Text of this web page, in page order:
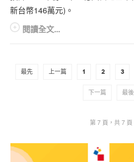
新台幣146萬元)。
閱讀全文...
最先 上一篇 1 2 3
下一篇 最後
第 7 頁，共 7 頁